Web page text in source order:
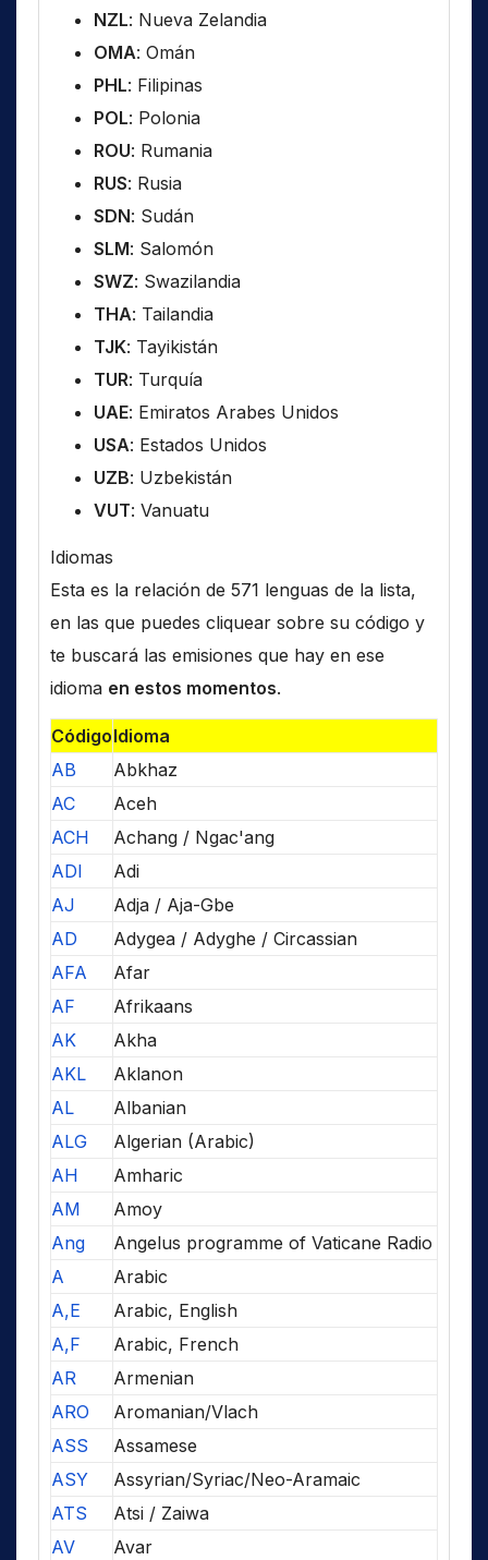
NZL: Nueva Zelandia
OMA: Omán
PHL: Filipinas
POL: Polonia
ROU: Rumania
RUS: Rusia
SDN: Sudán
SLM: Salomón
SWZ: Swazilandia
THA: Tailandia
TJK: Tayikistán
TUR: Turquía
UAE: Emiratos Arabes Unidos
USA: Estados Unidos
UZB: Uzbekistán
VUT: Vanuatu
Idiomas
Esta es la relación de 571 lenguas de la lista,
en las que puedes cliquear sobre su código y
te buscará las emisiones que hay en ese
idioma en estos momentos.
CódigoIdioma
AB
Abkhaz
AC
Aceh
ACH
Achang / Ngac'ang
ADI
Adi
AJ
Adja / Aja-Gbe
AD
Adygea / Adyghe / Circassian
AFA
Afar
AF
Afrikaans
AK
Akha
AKL
Aklanon
AL
Albanian
ALG
Algerian (Arabic)
AH
Amharic
AM
Amoy
Ang
Angelus programme of Vaticane Radio
A
Arabic
A,E
Arabic, English
A,F
Arabic, French
AR
Armenian
ARO
Aromanian/Vlach
ASS
Assamese
ASY
Assyrian/Syriac/Neo-Aramaic
ATS
Atsi / Zaiwa
AV
Avar